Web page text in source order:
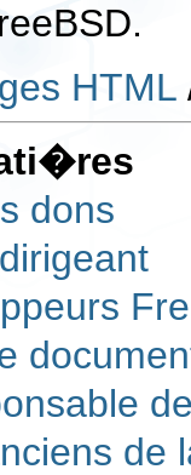
HTML
dons
de